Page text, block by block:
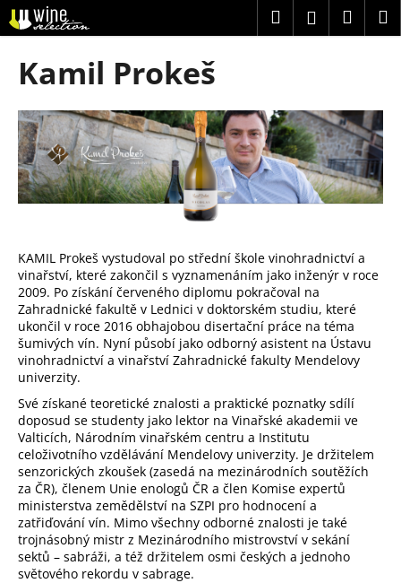
Přejít
na
obsah
HledatPřihlášení
Kamil Prokeš
KAMIL Prokeš vystudoval po střední škole vinohradnictví a
vinařství, které zakončil s vyznamenáním jako inženýr v roce
2009. Po získání červeného diplomu pokračoval na
Zahradnické fakultě v Lednici v doktorském studiu, které
ukončil v roce 2016 obhajobou disertační práce na téma
šumivých vín. Nyní působí jako odborný asistent na Ústavu
vinohradnictví a vinařství Zahradnické fakulty Mendelovy
univerzity.
Své získané teoretické znalosti a praktické poznatky sdílí
doposud se studenty jako lektor na Vinařské akademii ve
Valticích, Národním vinařském centru a Institutu
celoživotního vzdělávání Mendelovy univerzity. Je držitelem
senzorických zkoušek (zasedá na mezinárodních soutěžích
za ČR), členem Unie enologů ČR a člen Komise expertů
ministerstva zemědělství na SZPI pro hodnocení a
zatřiďování vín. Mimo všechny odborné znalosti je také
trojnásobný mistr z Mezinárodního mistrovství v sekání
sektů – sabráži, a též držitelem osmi českých a jednoho
světového rekordu v sabrage.
K
o
o
p
o
t
b
u
j
e
t
e
n
a
j
í
t
?